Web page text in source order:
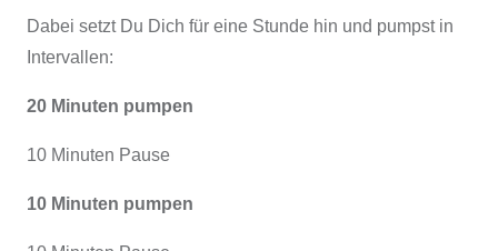
Dabei setzt Du Dich für eine Stunde hin und pumpst in
Intervallen:
20 Minuten pumpen
10 Minuten Pause
10 Minuten pumpen